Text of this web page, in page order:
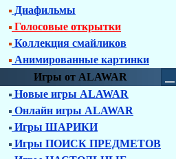
Диафильмы
Голосовые открытки
Коллекция смайликов
Анимированные картинки
Игры от ALAWAR
Новые игры ALAWAR
Онлайн игры ALAWAR
Игры ШАРИКИ
Игры ПОИСК ПРЕДМЕТОВ